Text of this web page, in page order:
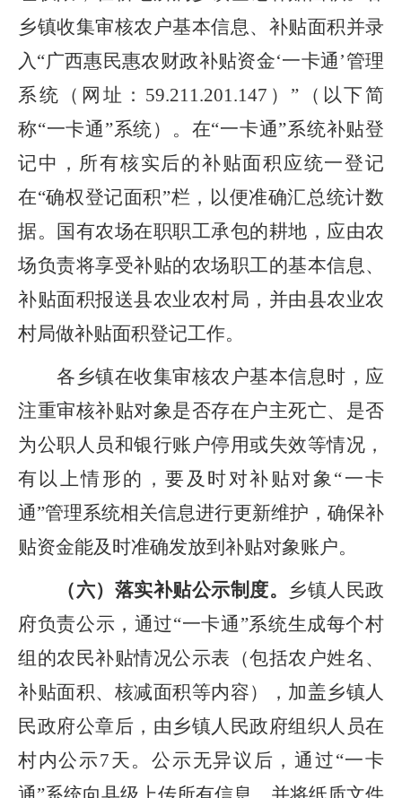
乡镇收集审核农户基本信息、补贴面积并录
入“广西惠民惠农财政补贴资金‘一卡通’管理
系统 （ 网址 ： 59.211.201.147 ） ” （ 以下简
称“一卡通 ”系统） 。 在“一卡通”系统补贴登
记中，所有核实后的补贴面积应统一登记
在“确权登记面积”栏，以便准确汇总统计数
据。
国有农场在职职工承包的耕地，应由农
场负责将享受补贴的农场职工的基本信息、
补贴面积报送县农业农村局 ，并由县农业农
村局做补贴面积登记工作。
各乡镇在收集审核农户基本信息时，应
注重审核补贴对象是否存在户主死亡、是否
为公职人员和银行账户停用或失效等情况，
有以上情形的，要及时对补贴对象“一卡
通”管理系统相关信息进行更新维护，确保补
贴资金能及时准确发放到补贴对象账户。
（六） 落实补贴公示制度。
乡镇人民政
府负责公示，通过“一卡通 ”系统生成每个村
组的农民补贴情况公示表（包括农户姓名、
补贴面积、核减面积等内容），加盖乡镇人
民政府公章后，由乡镇人民政府组织人员在
村内公示7天。公示无异议后，通过“一卡